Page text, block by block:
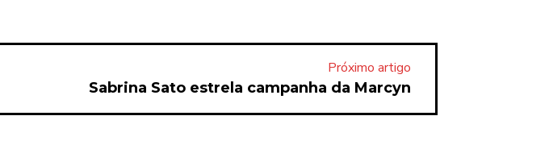
Próximo artigo
Sabrina Sato estrela campanha da Marcyn